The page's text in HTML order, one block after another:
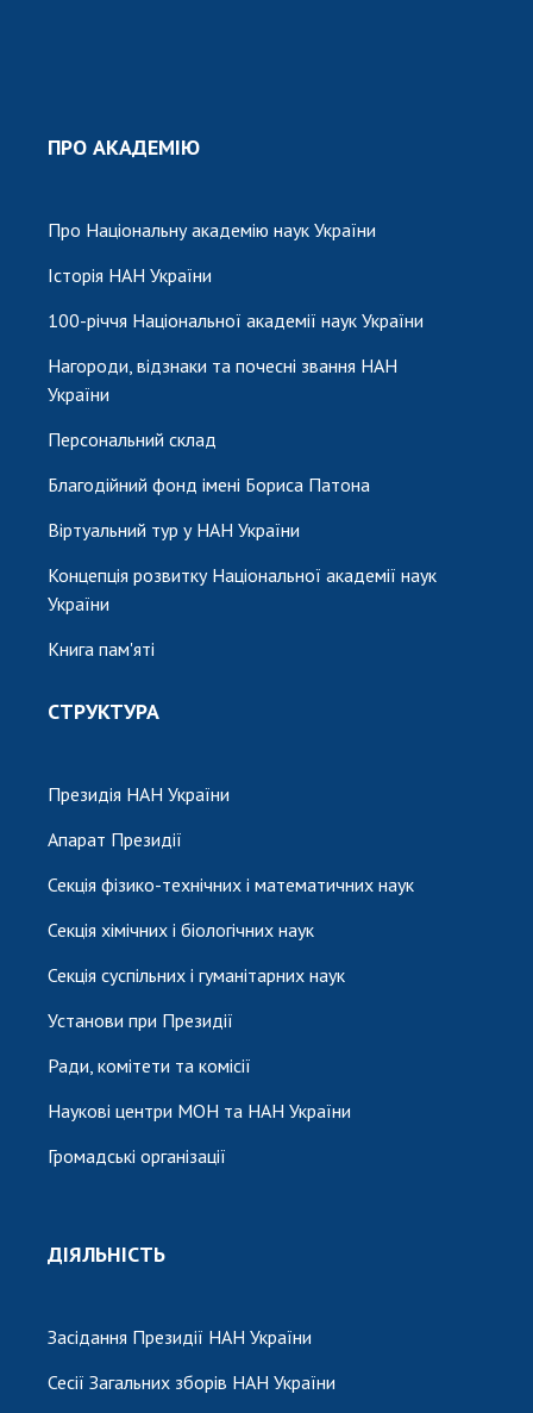
ПРО АКАДЕМІЮ
Про Національну академію наук України
Історія НАН України
100-річчя Національної академії наук України
Нагороди, відзнаки та почесні звання НАН
України
Персональний склад
Благодійний фонд імені Бориса Патона
Віртуальний тур у НАН України
Концепція розвитку Національної академії наук
України
Книга пам'яті
СТРУКТУРА
Президія НАН України
Апарат Президії
Секція фізико-технічних і математичних наук
Секція хімічних і біологічних наук
Секція суспільних і гуманітарних наук
Установи при Президії
Ради, комітети та комісії
Наукові центри МОН та НАН України
Громадські організації
ДІЯЛЬНІСТЬ
Засідання Президії НАН України
Сесії Загальних зборів НАН України